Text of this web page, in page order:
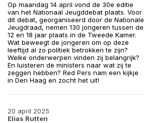
Op maandag 14 april vond de 30e editie
van het Nationaal Jeugddebat plaats. Voor
dit debat, georganiseerd door de Nationale
Jeugdraad, nemen 130 jongeren tussen de
12 en 18 jaar plaats in de Tweede Kamer.
Wat beweegt de jongeren om op deze
leeftijd al zo politiek betrokken te zijn?
Welke onderwerpen vinden zij belangrijk?
En luisteren de ministers naar wat zij te
zeggen hebben? Red Pers nam een kijkje
in Den Haag en zocht het uit!
20 april 2025
Elias Rutten